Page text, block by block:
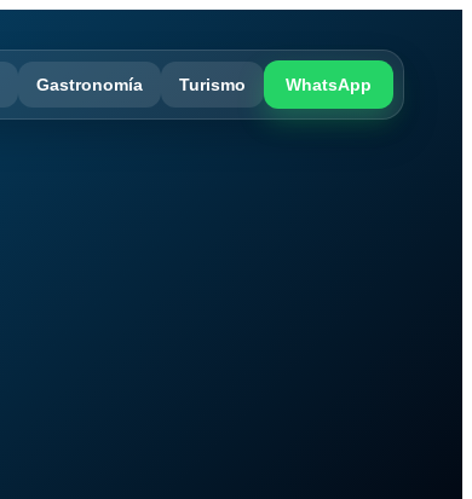
Gastronomía Turismo WhatsApp